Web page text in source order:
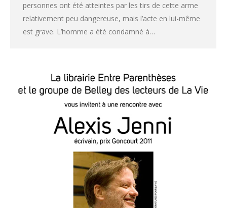
personnes ont été atteintes par les tirs de cette arme
relativement peu dangereuse, mais l’acte en lui-même
est grave. L’homme a été condamné à…